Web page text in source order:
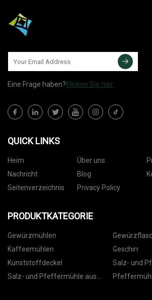
Eine Frage haben?Klicken Sie hier
QUICK LINKS
Heim Über uns
Nachricht
Blog
Seitenverzeichnis
Privacy Policy
PRODUKTKATEGORIE
Gewürzmühlen
Kaffeemühlen
Geschirr
Kunststoffdeckel
Salz- und
Kunststoff
Salz- und Pfeffermühle aus